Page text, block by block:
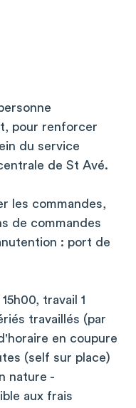
pour renforcer
du service
de St Avé.
les commandes,
de commandes
: port de
travail 1
travaillés (par
en coupure
(self sur place)
nature -
aux frais